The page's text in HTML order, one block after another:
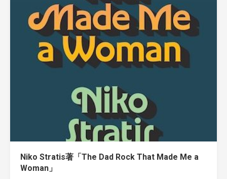
Niko Stratis著「The Dad Rock That Made Me a
Woman」